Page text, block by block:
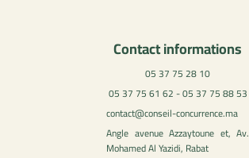
Contact informations
05 37 75 28 10
05 37 75 61 62 - 05 37 75 88 53
contact@conseil-concurrence.ma
Angle avenue Azzaytoune et, Av.
Mohamed Al Yazidi, Rabat